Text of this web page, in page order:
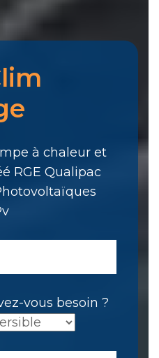
à chaleur et
RGE Qualipac
vous besoin ?